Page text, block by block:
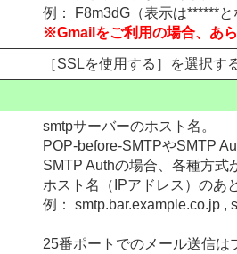
例： F8m3dG（表示は******
※Gmailをご利用の場合、あ
［SSLを使用する］を選択
smtpサーバーのホスト名。
POP-before-SMTPやSMTP
SMTP Authの場合、各種方式
ホスト名（IPアドレス）のあ
例： smtp.bar.example.co.jp ,
25番ポートでのメール送信